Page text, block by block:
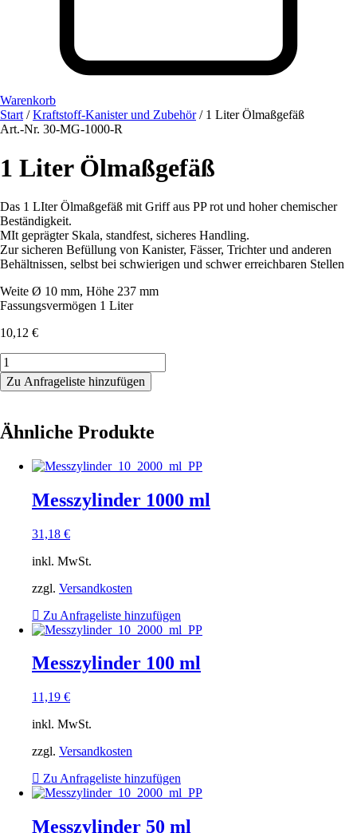
Warenkorb
Start /Kraftstoff-Kanister und Zubehör/ 1 Liter Ölmaßgefäß
Art.-Nr. 30-MG-1000-R
1 Liter Ölmaßgefäß
Das 1 LIter Ölmaßgefäß mit Griff aus PP rot und hoher chemischer
Beständigkeit.
MIt geprägter Skala, standfest, sicheres Handling.
Zur sicheren Befüllung von Kanister, Fässer, Trichter und anderen
Behältnissen, selbst bei schwierigen und schwer erreichbaren Stellen
Weite Ø 10 mm, Höhe 237 mm
Fassungsvermögen 1 Liter
10,12 €
1
Liter
Ölmaßgefäß
Zu Anfrageliste hinzufügen
Ähnliche Produkte
Messzylinder 1000 ml
31,18 €
inkl. MwSt.
zzgl. Versandkosten
Zu Anfrageliste hinzufügen
Messzylinder 100 ml
11,19 €
inkl. MwSt.
zzgl. Versandkosten
Zu Anfrageliste hinzufügen
Messzylinder 50 ml